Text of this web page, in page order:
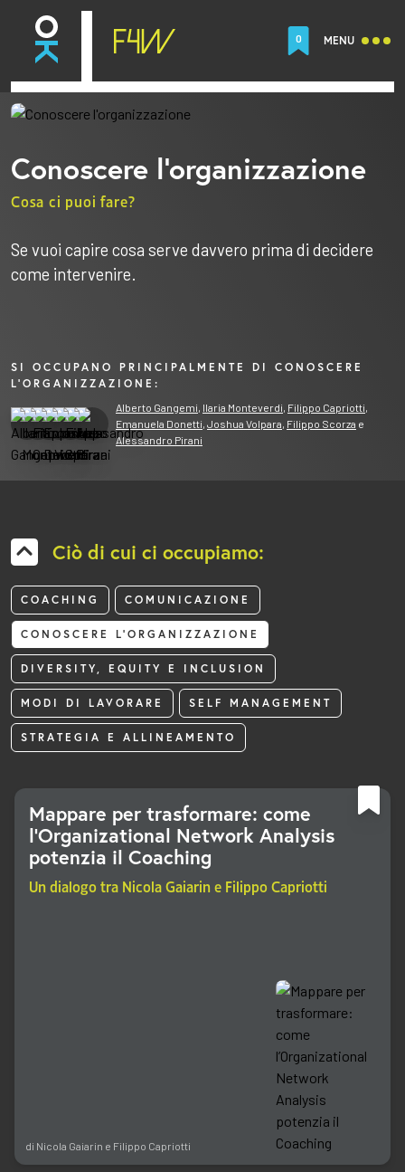
MENU
0
Conoscere l'organizzazione
Cosa ci puoi fare?
Se vuoi capire cosa serve davvero prima di decidere
come intervenire.
SI OCCUPANO PRINCIPALMENTE DI CONOSCERE
L'ORGANIZZAZIONE:
Alberto Gangemi, Ilaria Monteverdi, Filippo Capriotti,
Emanuela Donetti, Joshua Volpara, Filippo Scorza e
Alessandro Pirani
Ciò di cui ci occupiamo:
COACHING COMUNICAZIONE
CONOSCERE L'ORGANIZZAZIONE
DIVERSITY, EQUITY E INCLUSION
MODI DI LAVORARE SELF MANAGEMENT
STRATEGIA E ALLINEAMENTO
Mappare per trasformare: come
l'Organizational Network Analysis
potenzia il Coaching
Un dialogo tra Nicola Gaiarin e Filippo Capriotti
di Nicola Gaiarin e Filippo Capriotti